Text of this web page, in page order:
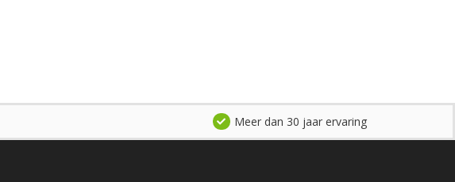
Meer dan 30 jaar ervaring